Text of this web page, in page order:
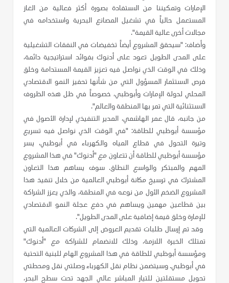
الإمارات وتمكيننا من الاستفادة بصورة أكثر فعالية من الغاز
المستعمل حالياً في تشغيل المصانع البحرية واستخدامه في
مجالات أخرى عالية القيمة".
وأضاف: "سيحقق المشروع أيضاً تخفيضات في النفقات التشغيلية
على المدى الطويل تعود على أدنوك بفوائد استراتيجية دائمة،
وذلك في الوقت الذي نواصل فيه تعزيز القيمة المستدامة وخلق
فرص الاستثمار المسؤول التي من شأنها تحفيز النمو الاقتصادي
المحلي لدولة الإمارات وأبوظبي، خصوصاً في ظل هذه الظروف
الاستثنائية التي تمر بها المنطقة والعالم".
من جانبه، قال عمر الهاشمي، المدير التنفيذي لإدارة الأصول في
مؤسسة أبوظبي للطاقة: "في الوقت الذي نواصل فيه تسريع
وتيرة التحول في قطاع المياه والكهرباء في أبوظبي، يسر
مؤسسة أبوظبي للطاقة أن تتعاون مع "أدنوك" في هذا المشروع
المهم والمبتكر والواسع النطاق. سوف يساهم هذا التعاون
المشترك في ترسيخ مكانة أبوظبي العالمية من خلال تنفيذ هذا
المشروع الضخم الأول من نوعه في المنطقة، والذي يعزز الشراكة
بين قطاعين مهمين ويساهم في دفع عجلة النمو الاقتصادي
للإمارة وخلق قيمة إضافية على المدى الطويل".
وقد تم إرسال طلبات تقديم العروض إلى الشركات العالمية التي
تمتلك الخبرة اللازمة، وذلك للانضمام للشراكة مع "أدنوك"
ومؤسسة أبوظبي للطاقة في هذا المشروع الهام للبنية التحتية
في أبوظبي. وسيتضمن نظام نقل الكهرباء وصلتي نقل ومحطتي
تحويل مستقلتين للتيار المباشر عالي الجهد تحت سطح البحر،